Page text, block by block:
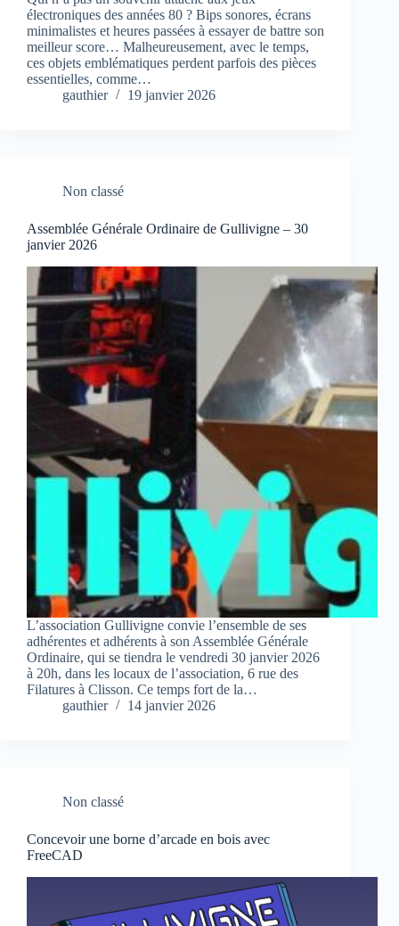
électroniques des années 80 ? Bips sonores, écrans
minimalistes et heures passées à essayer de battre son
meilleur score… Malheureusement, avec le temps,
ces objets emblématiques perdent parfois des pièces
essentielles, comme…
gauthier
19 janvier 2026
Non classé
Assemblée Générale Ordinaire de Gullivigne – 30
janvier 2026
L’association Gullivigne convie l’ensemble de ses
adhérentes et adhérents à son Assemblée Générale
Ordinaire, qui se tiendra le vendredi 30 janvier 2026
à 20h, dans les locaux de l’association, 6 rue des
Filatures à Clisson. Ce temps fort de la…
gauthier
14 janvier 2026
Non classé
Concevoir une borne d’arcade en bois avec
FreeCAD